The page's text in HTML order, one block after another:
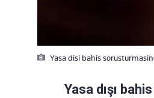
Yasa disi bahis
Yasa dışı